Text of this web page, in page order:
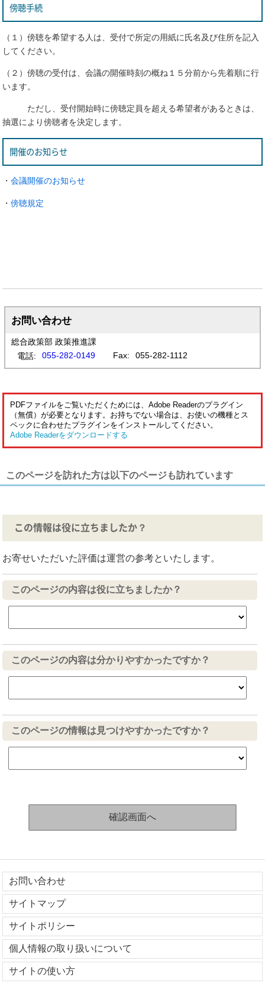
傍聴手続
（１）傍聴を希望する人は、受付で所定の用紙に氏名及び住所を記入
してください。
（２）傍聴の受付は、会議の開催時刻の概ね１５分前から先着順に行
います。
ただし、受付開始時に傍聴定員を超える希望者があるときは、
抽選により傍聴者を決定します。
開催のお知らせ
・会議開催のお知らせ
・傍聴規定
お問い合わせ
総合政策部 政策推進課
電話:
055-282-0149 Fax: 055-282-1112
PDFファイルをご覧いただくためには、Adobe Readerのプラグイン
（無償）が必要となります。お持ちでない場合は、お使いの機種とス
ペックに合わせたプラグインをインストールしてください。
Adobe Readerをダウンロードする
このページを訪れた方は以下のページも訪れています
この情報は役に立ちましたか？
お寄せいただいた評価は運営の参考といたします。
このページの内容は役に立ちましたか？
このページの内容は分かりやすかったですか？
このページの情報は見つけやすかったですか？
お問い合わせ
サイトマップ
サイトポリシー
個人情報の取り扱いについて
サイトの使い方